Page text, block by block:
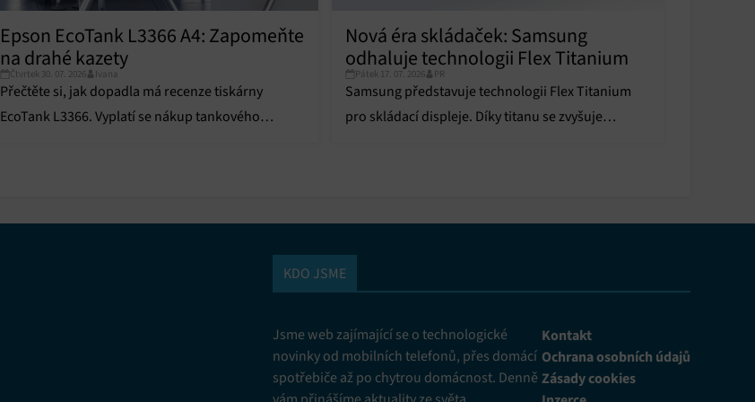
Epson EcoTank L3366 A4: Zapomeňte
na drahé kazety
Čtvrtek 30. 07. 2026 Ivana
Přečtěte si, jak dopadla má recenze tiskárny
EcoTank L3366. Vyplatí se nákup tankového
Nová éra skládaček: Samsung
odhaluje technologii Flex Titanium
Pátek 17. 07. 2026 PR
Samsung představuje technologii Flex Titanium
pro skládací displeje. Díky titanu se zvyšuje
KDO JSME
Jsme web zajímající se o technologické
novinky od mobilních telefonů, přes domácí
spotřebiče až po chytrou domácnost. Denně
Kontakt
Ochrana osobních údajů
Zásady cookies